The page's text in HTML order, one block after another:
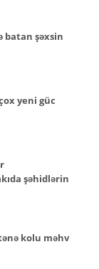
batan şəxsin
yeni güc
şəhidlərin
kolu məhv